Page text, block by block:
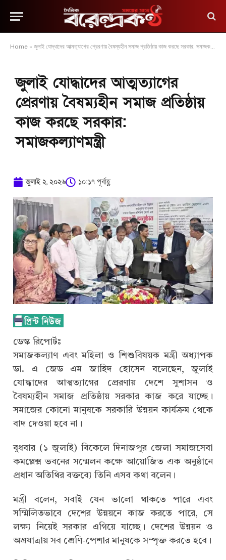
Home » জুলাই যোদ্ধাদের আত্মত্যাগের প্রেরণায় বৈষম্যহীন সমাজ প্রতিষ্ঠায় কাজ করছে সরকার: সমাজকল্যাণমন্ত্রী
জুলাই যোদ্ধাদের আত্মত্যাগের
প্রেরণায় বৈষম্যহীন সমাজ প্রতিষ্ঠায়
কাজ করছে সরকার:
সমাজকল্যাণমন্ত্রী
জুলাই ২, ২০২৬ ১০:১৭ পূর্বাহ্ণ
ডেস্ক রিপোর্টঃ
সমাজকল্যাণ এবং মহিলা ও শিশুবিষয়ক মন্ত্রী অধ্যাপক
ডা. এ জেড এম জাহিদ হোসেন বলেছেন, জুলাই
যোদ্ধাদের আত্মত্যাগের প্রেরণায় দেশে সুশাসন ও
বৈষম্যহীন সমাজ প্রতিষ্ঠায় সরকার কাজ করে যাচ্ছে।
সমাজের কোনো মানুষকে সরকারি উন্নয়ন কার্যক্রম থেকে
বাদ দেওয়া হবে না।
বুধবার (১ জুলাই) বিকেলে দিনাজপুর জেলা সমাজসেবা
কমপ্লেক্স ভবনের সম্মেলন কক্ষে আয়োজিত এক অনুষ্ঠানে
প্রধান অতিথির বক্তব্যে তিনি এসব কথা বলেন।
মন্ত্রী বলেন, সবাই যেন ভালো থাকতে পারে এবং
সম্মিলিতভাবে দেশের উন্নয়নে কাজ করতে পারে, সে
লক্ষ্য নিয়েই সরকার এগিয়ে যাচ্ছে। দেশের উন্নয়ন ও
অগ্রযাত্রায় সব শ্রেণি-পেশার মানুষকে সম্পৃক্ত করতে হবে।